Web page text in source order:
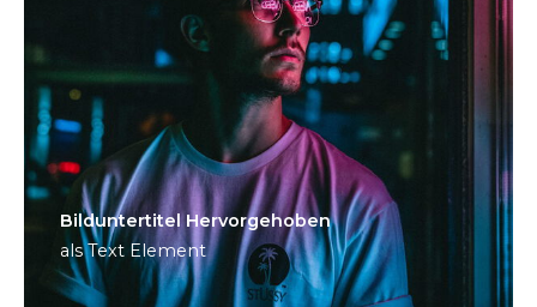
Bild­unter­titel Hervorgehoben
als Text Element